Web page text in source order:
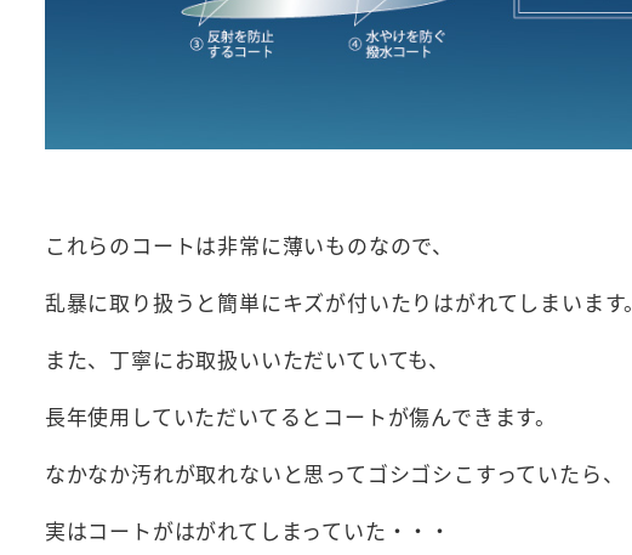
これらのコートは非常に薄いものなので、
乱暴に取り扱うと簡単にキズが付いたりはがれてしまいます。
また、丁寧にお取扱いいただいていても、
長年使用していただいてるとコートが傷んできます。
なかなか汚れが取れないと思ってゴシゴシこすっていたら、
実はコートがはがれてしまっていた・・・